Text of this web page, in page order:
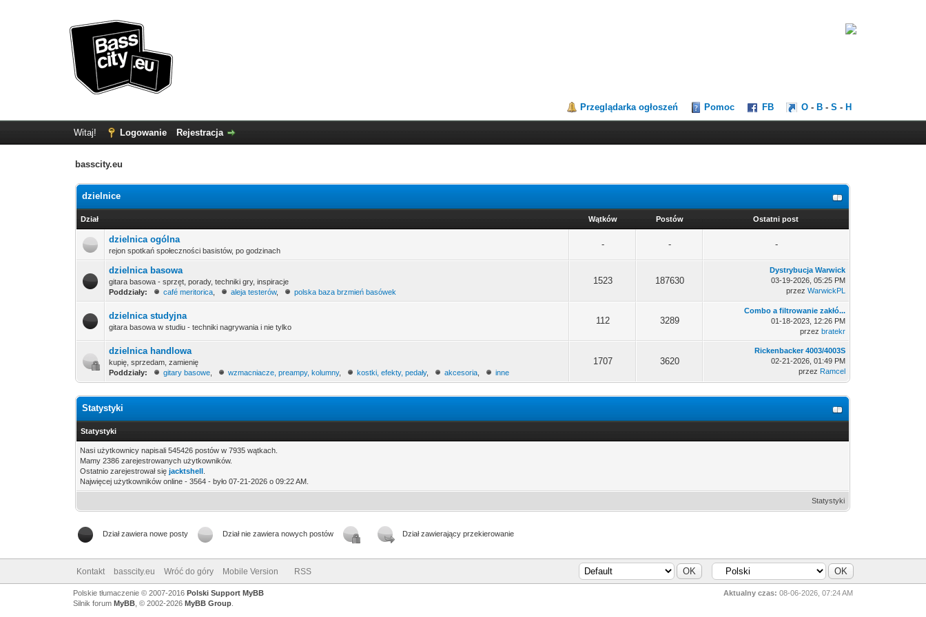
Przeglądarka ogłoszeń Pomoc FB O - B -S - H
Witaj! Logowanie Rejestracja
basscity.eu
dzielnice
Dział Wątków Postów Ostatni post
dzielnica ogólna
rejon spotkań społeczności basistów, po godzinach
- - -
dzielnica basowa
gitara basowa - sprzęt, porady, techniki gry, inspiracje
Poddziały:
café meritorica aleja testerów, polska baza brzmień basówek
1523 187630
Dystrybucja Warwick
03-19-2026, 05:25 PM
przezWarwickPL
dzielnica studyjna
gitara basowa w studiu - techniki nagrywania i nie tylko
112 3289
Combo a filtrowanie zakłó...
01-18-2023, 12:26 PM
przezbratekr
dzielnica handlowa
kupię, sprzedam, zamienię
Poddziały:
gitary basowe wzmacniacze, preampy, kolumny, kostki, efekty, pedały, akcesoria inne
1707 3620
Rickenbacker 4003/4003S
02-21-2026, 01:49 PM
przez Ramcel
Statystyki
Statystyki
Nasi użytkownicy napisali 545426 postów w 7935 wątkach.
Mamy 2386 zarejestrowanych użytkowników.
Ostatnio zarejestrował sięjacktshell
Najwięcej użytkowników online - 3564 - było 07-21-2026 o 09:22 AM.
Statystyki
Dział zawiera nowe posty Dział nie zawiera nowych postów Dział zawierający przekierowanie
Kontakt basscity.eu Wróć do góry Mobile Version RSS
Aktualny czas: 08-06-2026, 07:24 AM
Polskie tłumaczenie © 2007-2016 Polski Support MyBB
Silnik forum MyBB, © 2002-2026 MyBB Group.